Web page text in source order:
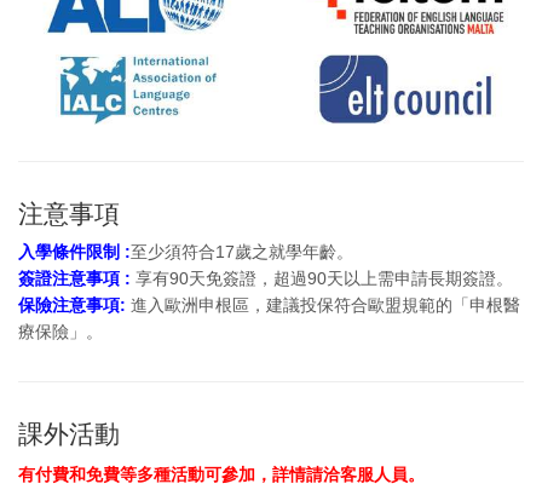
注意事項
入學條件限制 :至少須符合17歲之就學年齡。
簽證注意事項 : 享有90天免簽證，超過90天以上需申請長期簽證。
保險注意事項: 進入歐洲申根區，建議投保符合歐盟規範的「申根醫
療保險」。
課外活動
有付費和免費等多種活動可參加，詳情請洽客服人員。